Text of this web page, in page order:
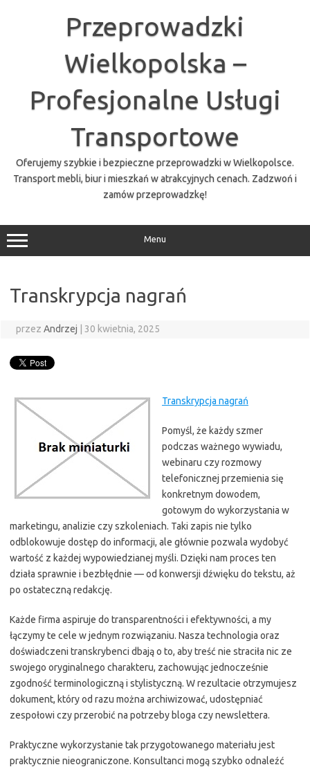
Przeprowadzki
Wielkopolska –
Profesjonalne Usługi
Transportowe
Oferujemy szybkie i bezpieczne przeprowadzki w Wielkopolsce.
Transport mebli, biur i mieszkań w atrakcyjnych cenach. Zadzwoń i
zamów przeprowadzkę!
Menu
Transkrypcja nagrań
przez Andrzej 30 kwietnia, 2025
Transkrypcja nagrań
Pomyśl, że każdy szmer
podczas ważnego wywiadu,
webinaru czy rozmowy
telefonicznej przemienia się
konkretnym dowodem,
gotowym do wykorzystania w
marketingu, analizie czy szkoleniach. Taki zapis nie tylko
odblokowuje dostęp do informacji, ale głównie pozwala wydobyć
wartość z każdej wypowiedzianej myśli. Dzięki nam proces ten
działa sprawnie i bezbłędnie — od konwersji dźwięku do tekstu, aż
po ostateczną redakcję.
Każde firma aspiruje do transparentności i efektywności, a my
łączymy te cele w jednym rozwiązaniu. Nasza technologia oraz
doświadczeni transkrybenci dbają o to, aby treść nie straciła nic ze
swojego oryginalnego charakteru, zachowując jednocześnie
zgodność terminologiczną i stylistyczną. W rezultacie otrzymujesz
dokument, który od razu można archiwizować, udostępniać
zespołowi czy przerobić na potrzeby bloga czy newslettera.
Praktyczne wykorzystanie tak przygotowanego materiału jest
praktycznie nieograniczone. Konsultanci mogą szybko odnaleźć